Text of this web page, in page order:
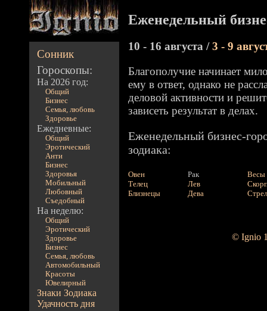
Сонник
Гороскопы:
На 2026 год:
Общий
Бизнес
Семья, любовь
Здоровье
Ежедневные:
Общий
Эротический
Анти
Бизнес
Здоровья
Мобильный
Любовный
Съедобный
На неделю:
Общий
Эротический
Здоровье
Бизнес
Семья, любовь
Автомобильный
Красоты
Ювелирный
Знаки Зодиака
Удачность дня
Еженедельный
10 - 16 августа /3 - 9
Благополучие начинает
ему в ответ, однако не
деловой активности и
зависеть результат в делах.
Еженедельный бизнес-
зодиака:
Овен
Телец
Близнецы
Рак
Лев
Дева
Весы
© Ignio